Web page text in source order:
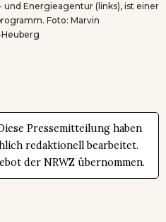
Energieagentur (links), ist einer
Foto: Marvin
Pressemitteilung haben
redaktionell bearbeitet.
der NRWZ übernommen.